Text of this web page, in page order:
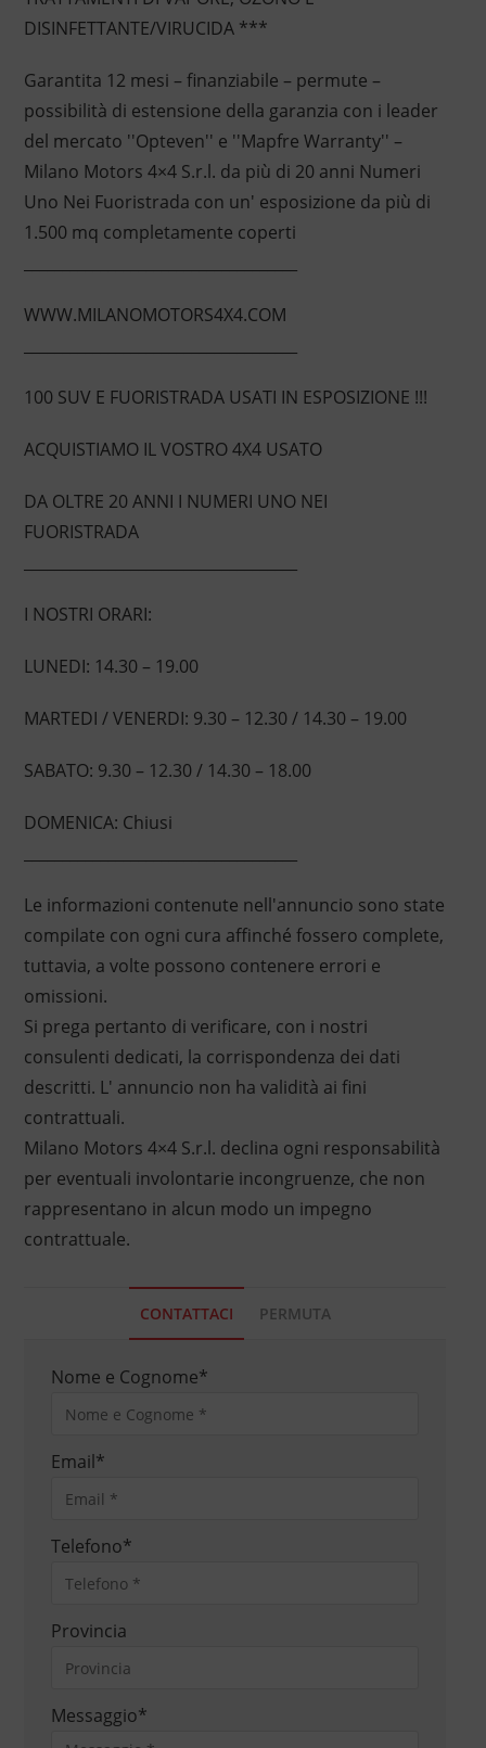
DISINFETTANTE/VIRUCIDA ***
Garantita 12 mesi – finanziabile – permute –
possibilità di estensione della garanzia con i leader
del mercato ''Opteven'' e ''Mapfre Warranty'' –
Milano Motors 4×4 S.r.l. da più di 20 anni Numeri
Uno Nei Fuoristrada con un' esposizione da più di
1.500 mq completamente coperti
WWW.MILANOMOTORS4X4.COM
100 SUV E FUORISTRADA USATI IN ESPOSIZIONE !!!
ACQUISTIAMO IL VOSTRO 4X4 USATO
DA OLTRE 20 ANNI I NUMERI UNO NEI
FUORISTRADA
I NOSTRI ORARI:
LUNEDI: 14.30 – 19.00
MARTEDI / VENERDI: 9.30 – 12.30 / 14.30 – 19.00
SABATO: 9.30 – 12.30 / 14.30 – 18.00
DOMENICA: Chiusi
Le informazioni contenute nell'annuncio sono state
compilate con ogni cura affinché fossero complete,
tuttavia, a volte possono contenere errori e
omissioni.
Si prega pertanto di verificare, con i nostri
consulenti dedicati, la corrispondenza dei dati
descritti. L' annuncio non ha validità ai fini
contrattuali.
Milano Motors 4×4 S.r.l. declina ogni responsabilità
per eventuali involontarie incongruenze, che non
rappresentano in alcun modo un impegno
contrattuale.
CONTATTACI PERMUTA
Nome e Cognome*
Email*
Telefono*
Provincia
Messaggio*